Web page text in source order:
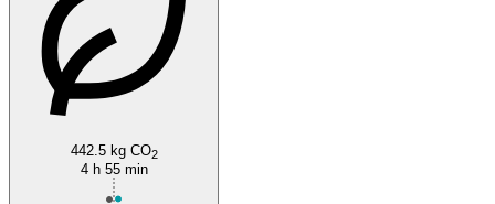
442.5 kg CO2
4 h 55 min